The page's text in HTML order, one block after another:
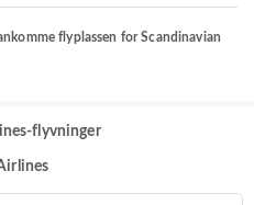
flyplassen for Scandinavian
flyvninger